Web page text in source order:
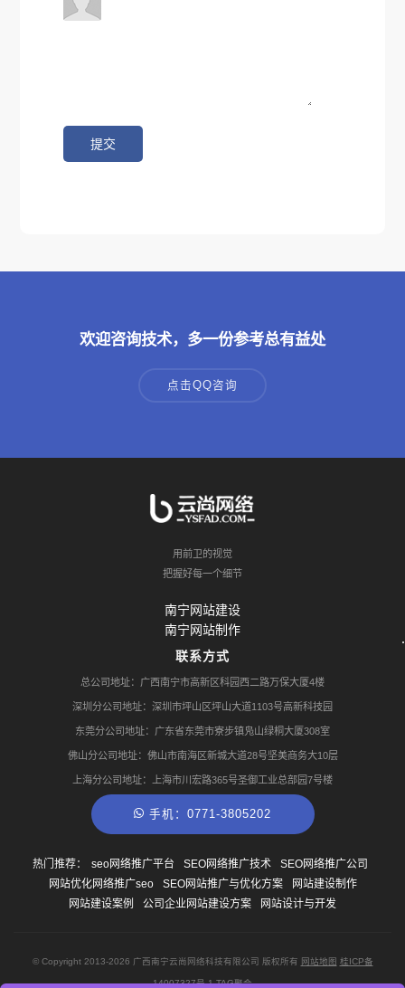
欢迎咨询技术，多一份参考总有益处
点击QQ咨询
用前卫的视觉
把握好每一个细节
南宁网站建设
南宁网站制作
联系方式
总公司地址：广西南宁市高新区科园西二路万保大厦4楼
深圳分公司地址：深圳市坪山区坪山大道1103号高新科技园
东莞分公司地址：广东省东莞市寮步镇凫山绿桐大厦308室
佛山分公司地址：佛山市南海区新城大道28号坚美商务大10层
上海分公司地址：上海市川宏路365号圣御工业总部园7号楼
手机：0771-3805202
热门推荐： seo网络推广平台 SEO网络推广技术
SEO网络推广公司
网站优化网络推广seo
SEO网站推广与优化方案
网站建设制作
网站建设案例
公司企业网站建设方案 网站设计与开发
© Copyright 2013-2026 广西南宁云尚网络科技有限公司 版权所有 网站地图 桂ICP备
14007327号-1 TAG聚合